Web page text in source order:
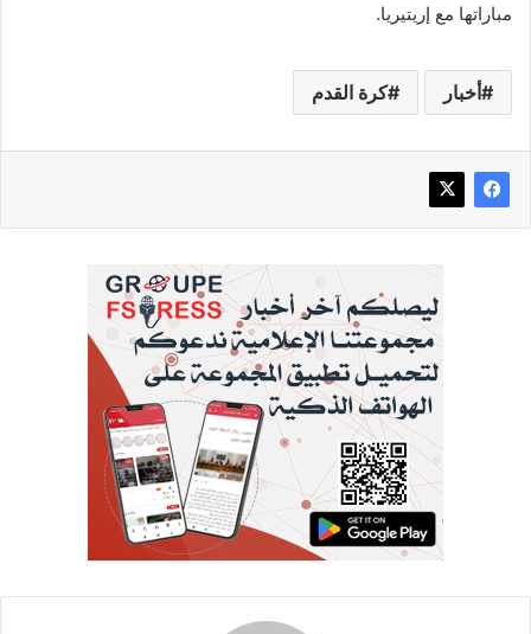
مباراتها مع إريتيريا.
أخبار كرة القدم